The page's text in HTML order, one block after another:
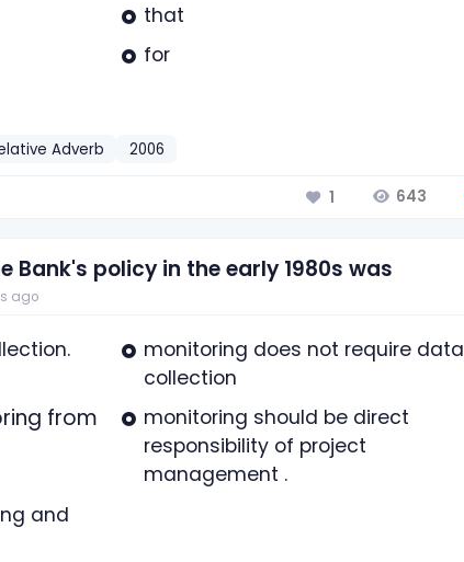
that
for
Adverb 2006
1 643
Bank's policy in the early 1980s was
ago
monitoring does not require data
collection
from
monitoring should be direct
responsibility of project
management .
and